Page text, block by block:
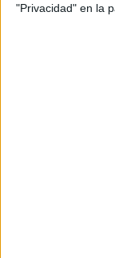
"Privacidad" en la